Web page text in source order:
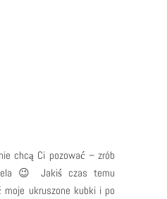
😉 Jakiś czas temu
moje ukruszone kubki i po